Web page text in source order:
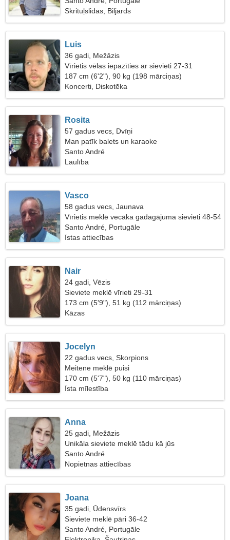
Skrituļslidas, Biljards
Luis
36 gadi, Mežāzis
Vīrietis vēlas iepazīties ar sievieti 27-31
187 cm (6'2"), 90 kg (198 mārciņas)
Koncerti, Diskotēka
Rosita
57 gadus vecs, Dvīņi
Man patīk balets un karaoke
Santo André
Laulība
Vasco
58 gadus vecs, Jaunava
Vīrietis meklē vecāka gadagājuma sievieti 48-54
Santo André, Portugāle
Īstas attiecības
Nair
24 gadi, Vēzis
Sieviete meklē vīrieti 29-31
173 cm (5'9"), 51 kg (112 mārciņas)
Kāzas
Jocelyn
22 gadus vecs, Skorpions
Meitene meklē puisi
170 cm (5'7"), 50 kg (110 mārciņas)
Īsta mīlestība
Anna
25 gadi, Mežāzis
Unikāla sieviete meklē tādu kā jūs
Santo André
Nopietnas attiecības
Joana
35 gadi, Ūdensvīrs
Sieviete meklē pāri 36-42
Santo André, Portugāle